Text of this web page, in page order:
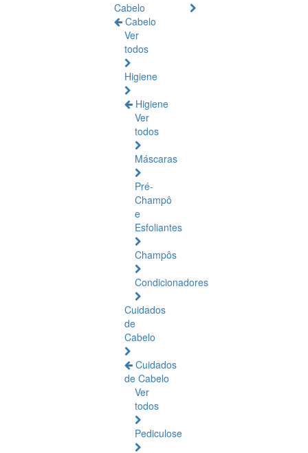
Cabelo
Cabelo
Ver
todos
Higiene
Higiene
Ver
todos
Máscaras
Pré-
Champô
e
Esfoliantes
Champôs
Condicionadores
Cuidados
de
Cabelo
Cuidados
de Cabelo
Ver
todos
Pediculose